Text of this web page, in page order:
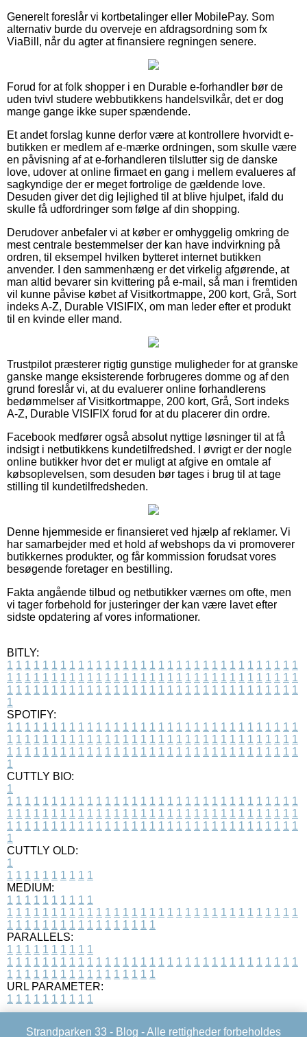
Generelt foreslår vi kortbetalinger eller MobilePay. Som
alternativ burde du overveje en afdragsordning som fx
ViaBill, når du agter at finansiere regningen senere.
Forud for at folk shopper i en Durable e-forhandler bør de
uden tvivl studere webbutikkens handelsvilkår, det er dog
mange gange ikke super spændende.
Et andet forslag kunne derfor være at kontrollere hvorvidt e-
butikken er medlem af e-mærke ordningen, som skulle være
en påvisning af at e-forhandleren tilslutter sig de danske
love, udover at online firmaet en gang i mellem evalueres af
sagkyndige der er meget fortrolige de gældende love.
Desuden giver det dig lejlighed til at blive hjulpet, ifald du
skulle få udfordringer som følge af din shopping.
Derudover anbefaler vi at køber er omhyggelig omkring de
mest centrale bestemmelser der kan have indvirkning på
ordren, til eksempel hvilken bytteret internet butikken
anvender. I den sammenhæng er det virkelig afgørende, at
man altid bevarer sin kvittering på e-mail, så man i fremtiden
vil kunne påvise købet af Visitkortmappe, 200 kort, Grå, Sort
indeks A-Z, Durable VISIFIX, om man leder efter et produkt
til en kvinde eller mand.
Trustpilot præsterer rigtig gunstige muligheder for at granske
ganske mange eksisterende forbrugeres domme og af den
grund foreslår vi, at du evaluerer online forhandlerens
bedømmelser af Visitkortmappe, 200 kort, Grå, Sort indeks
A-Z, Durable VISIFIX forud for at du placerer din ordre.
Facebook medfører også absolut nyttige løsninger til at få
indsigt i netbutikkens kundetilfredshed. I øvrigt er der nogle
online butikker hvor det er muligt at afgive en omtale af
købsoplevelsen, som desuden bør tages i brug til at tage
stilling til kundetilfredsheden.
Denne hjemmeside er finansieret ved hjælp af reklamer. Vi
har samarbejder med et hold af webshops da vi promoverer
butikkernes produkter, og får kommission forudsat vores
besøgende foretager en bestilling.
Fakta angående tilbud og netbutikker værnes om ofte, men
vi tager forbehold for justeringer der kan være lavet efter
sidste opdatering af vores informationer.
BITLY:
1 1 1 1 1 1 1 1 1 1 1 1 1 1 1 1 1 1 1 1 1 1 1 1 1 1 1 1 1 1 1 1 1
1 1 1 1 1 1 1 1 1 1 1 1 1 1 1 1 1 1 1 1 1 1 1 1 1 1 1 1 1 1 1 1 1
1 1 1 1 1 1 1 1 1 1 1 1 1 1 1 1 1 1 1 1 1 1 1 1 1 1 1 1 1 1 1 1 1
1
SPOTIFY:
1 1 1 1 1 1 1 1 1 1 1 1 1 1 1 1 1 1 1 1 1 1 1 1 1 1 1 1 1 1 1 1 1
1 1 1 1 1 1 1 1 1 1 1 1 1 1 1 1 1 1 1 1 1 1 1 1 1 1 1 1 1 1 1 1 1
1 1 1 1 1 1 1 1 1 1 1 1 1 1 1 1 1 1 1 1 1 1 1 1 1 1 1 1 1 1 1 1 1
1
CUTTLY BIO:
1
1 1 1 1 1 1 1 1 1 1 1 1 1 1 1 1 1 1 1 1 1 1 1 1 1 1 1 1 1 1 1 1 1
1 1 1 1 1 1 1 1 1 1 1 1 1 1 1 1 1 1 1 1 1 1 1 1 1 1 1 1 1 1 1 1 1
1 1 1 1 1 1 1 1 1 1 1 1 1 1 1 1 1 1 1 1 1 1 1 1 1 1 1 1 1 1 1 1 1
1
CUTTLY OLD:
1
1 1 1 1 1 1 1 1 1 1
MEDIUM:
1 1 1 1 1 1 1 1 1 1
1 1 1 1 1 1 1 1 1 1 1 1 1 1 1 1 1 1 1 1 1 1 1 1 1 1 1 1 1 1 1 1 1
1 1 1 1 1 1 1 1 1 1 1 1 1 1 1 1 1
PARALLELS:
1 1 1 1 1 1 1 1 1 1
1 1 1 1 1 1 1 1 1 1 1 1 1 1 1 1 1 1 1 1 1 1 1 1 1 1 1 1 1 1 1 1 1
1 1 1 1 1 1 1 1 1 1 1 1 1 1 1 1 1
URL PARAMETER:
1 1 1 1 1 1 1 1 1 1
Strandparken 33 - Blog - Alle rettigheder forbeholdes